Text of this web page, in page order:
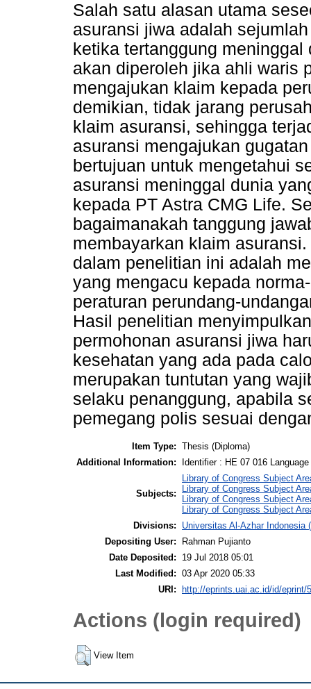
Salah satu alasan utama
asuransi jiwa adalah
ketika tertanggung
akan diperoleh jika ahli waris
mengajukan klaim kepada
demikian, tidak jarang
klaim asuransi, sehingga
asuransi mengajukan
bertujuan untuk mengetahui
asuransi meninggal dunia
kepada PT Astra CMG Life.
bagaimanakah tanggung
membayarkan klaim
dalam penelitian ini adalah
yang mengacu kepada
peraturan perundang-
Hasil penelitian
permohonan asuransi jiwa
kesehatan yang ada pada
merupakan tuntutan yang
selaku penanggung, apabila
pemegang polis sesuai
Item Type: Thesis (Diploma)
Additional Information:
Identifier : HE 07 016
Subjects:
Library of Congress Subject
Library of Congress Subject
Library of Congress Subject
Library of Congress Subject
Divisions:
Universitas Al-Azhar Indonesia
Depositing User:
Rahman Pujianto
Date Deposited:
19 Jul 2018 05:01
Last Modified: 03 Apr 2020 05:33
URI:
http://eprints.uai.ac.id/id/eprint/
Actions (login required)
View Item